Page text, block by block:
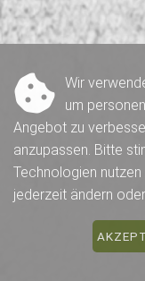
Wir
um
Angebot zu
anzupassen. Bitte
Technologien nutzen
jederzeit ändern